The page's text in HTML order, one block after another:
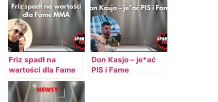
Friz spadł na
wartości dla Fame
MMA
Don Kasjo – je*ać
PIS i Fame